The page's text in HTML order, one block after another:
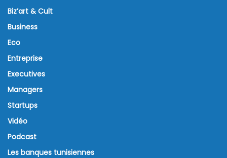
Biz’art & Cult
Business
Eco
Entreprise
Executives
Managers
Startups
Vidéo
Podcast
Les banques tunisiennes